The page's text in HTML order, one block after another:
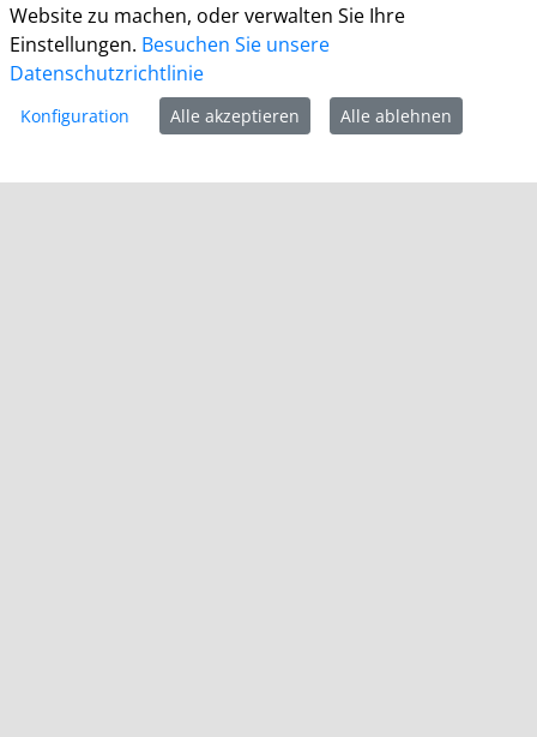
Montag 8.00 - 16.00 Uhr
Dienstag 8.00 - 16.00 Uhr
Mittwoch 7.00 - 12.30 Uhr
Donnerstag 9.00 - 18.00 Uhr
Freitag 8.00 - 12.30 Uhr
Website zu machen, oder verwalten Sie Ihre
Einstellungen. Besuchen Sie unsere
Datenschutzrichtlinie
Konfiguration Alle akzeptieren Alle ablehnen